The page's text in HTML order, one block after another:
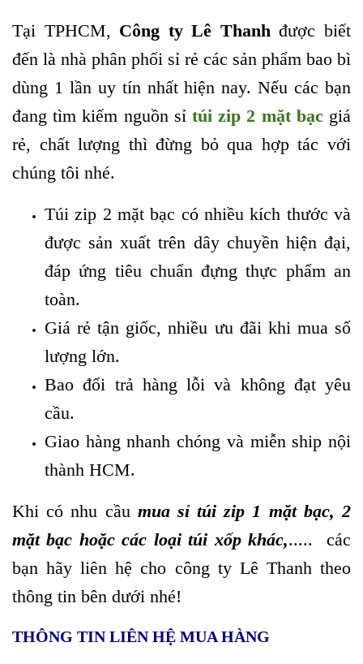
Tại TPHCM, Công ty Lê Thanh được biết
đến là nhà phân phối sỉ rẻ các sản phẩm bao bì
dùng 1 lần uy tín nhất hiện nay. Nếu các bạn
đang tìm kiếm nguồn sỉ túi zip 2 mặt bạc giá
rẻ, chất lượng thì đừng bỏ qua hợp tác với
chúng tôi nhé.
Túi zip 2 mặt bạc có nhiều kích thước và
được sản xuất trên dây chuyền hiện đại,
đáp ứng tiêu chuẩn đựng thực phẩm an
toàn.
Giá rẻ tận giốc, nhiều ưu đãi khi mua số
lượng lớn.
Bao đổi trả hàng lỗi và không đạt yêu
cầu.
Giao hàng nhanh chóng và miễn ship nội
thành HCM.
Khi có nhu cầu mua sỉ túi zip 1 mặt bạc, 2
mặt bạc hoặc các loại túi xốp khác,..... các
bạn hãy liên hệ cho công ty Lê Thanh theo
thông tin bên dưới nhé!
THÔNG TIN LIÊN HỆ MUA HÀNG